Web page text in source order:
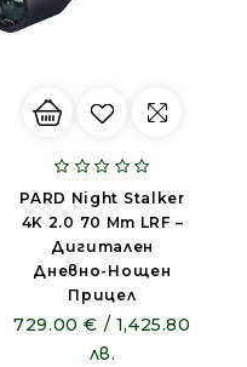
PARD Night Stalker
4K 2.0 70 Mm LRF –
Дигитален
Дневно-Нощен
Прицел
729.00 € / 1,425.80
лв.